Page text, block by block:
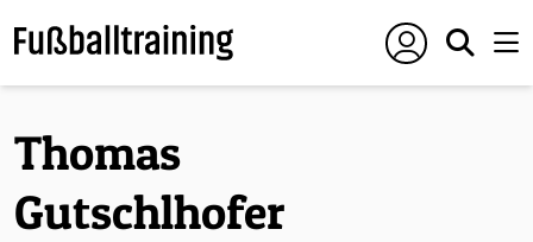
Thomas
Gutschlhofer